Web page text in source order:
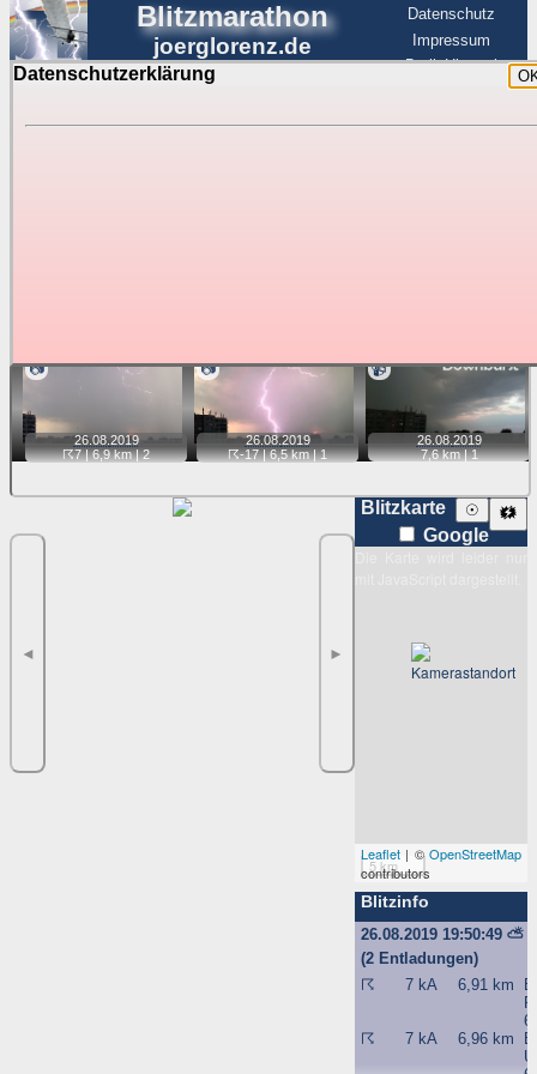
Datenschutzerklärung
Blitzmarathon
joerglorenz.de
Datenschutz
Impressum
BerlinHimmel
Blitzmarathon
Luftfahrt
📷
26.08. 2019
☈7| 6,9 km |2
📷
26.08.2019
☈-17| 6,5 km |1
📹
26.08. 2019
7,6 km |1
◄ ►
Blitzkarte 🗱
☉
Google
5 km
Leaflet | ©OpenStreetMap
contributors
Blitzinfo
26.08.2019 19:50:49⛅
(2 Entladungen)
☈
7 kA 6,91 km
6
☈
7 kA 6,96 km